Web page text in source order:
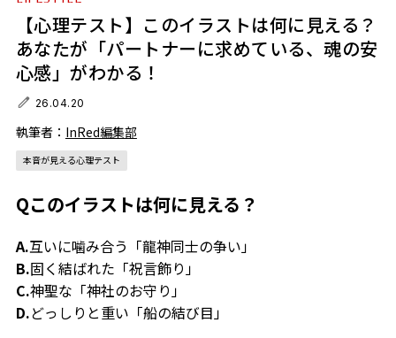
【心理テスト】このイラストは何に見える？
あなたが「パートナーに求めている、魂の安
心感」がわかる！
26.04.20
執筆者： InRed編集部
本音が見える心理テスト
Qこのイラストは何に見える？
A.互いに噛み合う「龍神同士の争い」
B.固く結ばれた「祝言飾り」
C.神聖な「神社のお守り」
D.どっしりと重い「船の結び目」